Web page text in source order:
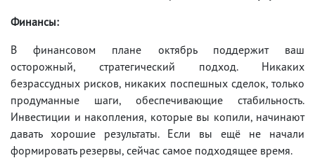
Финансы:
В финансовом плане октябрь поддержит ваш
осторожный, стратегический подход. Никаких
безрассудных рисков, никаких поспешных сделок, только
продуманные шаги, обеспечивающие стабильность.
Инвестиции и накопления, которые вы копили, начинают
давать хорошие результаты. Если вы ещё не начали
формировать резервы, сейчас самое подходящее время.